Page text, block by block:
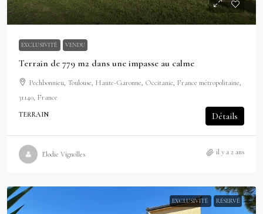
EXCLUSIVITÉ VENDU
Terrain de 779 m2 dans une impasse au calme
Pechbonnieu, Toulouse, Haute-Garonne, Occitanie, France métropolitaine,
31140, France
TERRAIN Détails
Elodie Vignolles il y a 2 ans
EXCLUSIVITÉ RÉSERVÉ